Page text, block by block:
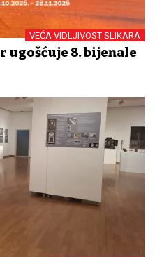
VEĆA VIDLJIVOST SLIKARA
ugošćuje 8. bijenale